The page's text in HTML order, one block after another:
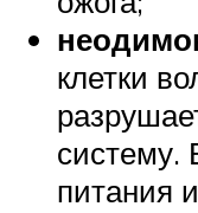
клетки
систему.
питания